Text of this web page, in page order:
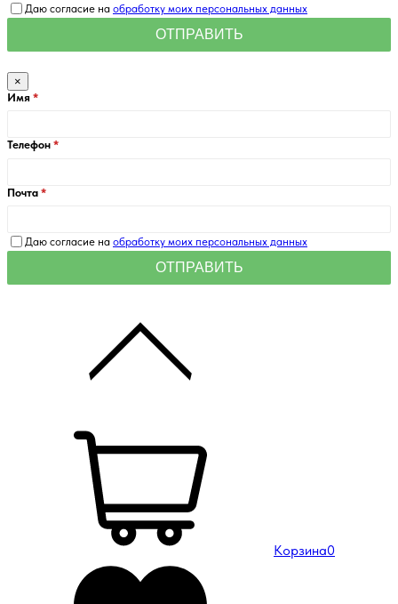
Даю согласие на обработку моих персональных данных
×
Имя
Телефон
Почта
Даю согласие на обработку моих персональных данных
Корзина0